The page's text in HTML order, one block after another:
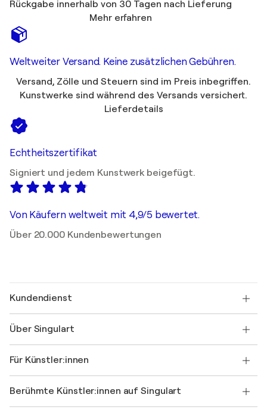
Rückgabe innerhalb von 30 Tagen nach Lieferung
Mehr erfahren
Weltweiter Versand. Keine zusätzlichen Gebühren.
Versand, Zölle und Steuern sind im Preis inbegriffen.
Kunstwerke sind während des Versands versichert.
Lieferdetails
Echtheitszertifikat
Signiert und jedem Kunstwerk beigefügt.
Von Käufern weltweit mit 4,9/5 bewertet.
Über 20.000 Kundenbewertungen
Kundendienst
Versand
Einen Gutschein verschenken
Werden Sie Mitglied unseres Handelsprogramms
Ihr Konto
+49 30 31196995
Über Singulart
FAQ
Singulart-Magazin
Jobs
Für Künstler:innen
Als Künstler anmelden
Berühmte Künstler:innen auf Singulart